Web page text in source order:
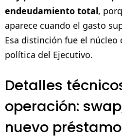
endeudamiento total,
aparece cuando el gasto
Esa distinción fue el núcleo
política del Ejecutivo.
Detalles
operación:
nuevo préstamo